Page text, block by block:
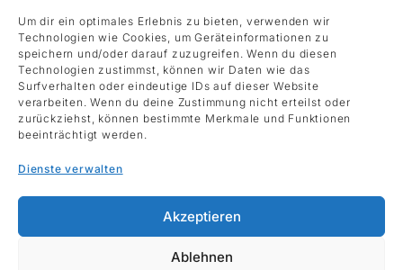
Um dir ein optimales Erlebnis zu bieten, verwenden wir
Technologien wie Cookies, um Geräteinformationen zu
speichern und/oder darauf zuzugreifen. Wenn du diesen
Technologien zustimmst, können wir Daten wie das
Surfverhalten oder eindeutige IDs auf dieser Website
verarbeiten. Wenn du deine Zustimmung nicht erteilst oder
zurückziehst, können bestimmte Merkmale und Funktionen
beeinträchtigt werden.
Dienste verwalten
Akzeptieren
Ablehnen
Kunstsammlung
Albert und Melanie
Rüegg
Rämistrasse 30
8001 Zürich